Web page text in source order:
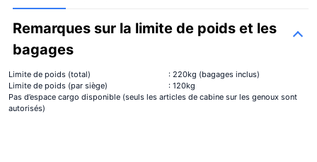
Remarques sur la limite de poids et les
bagages
Limite de poids (total)
: 220kg (bagages inclus)
Limite de poids (par siège)
: 120kg
Pas d’espace cargo disponible (seuls les articles de cabine sur les genoux sont
autorisés)